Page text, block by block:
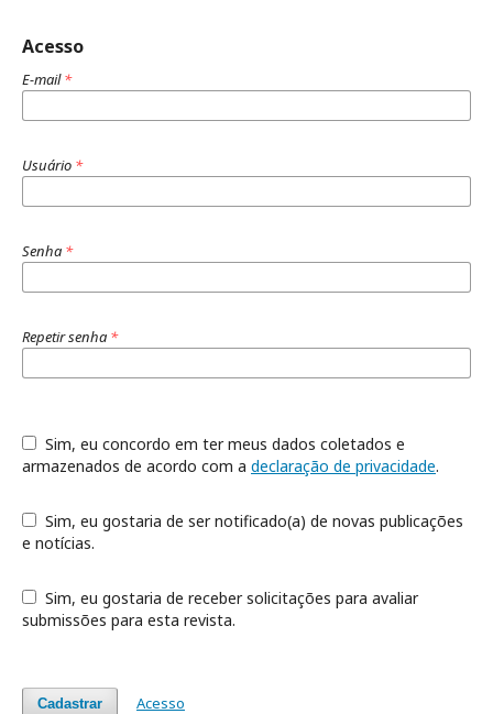
Acesso
E-mail*
Usuário *
Senha *
Repetir senha *
armazenados de acordo com a declaração de privacidade.
e notícias.
submissões para esta revista.
Cadastrar Acesso